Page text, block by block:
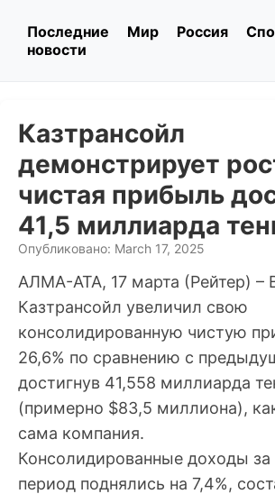
Последние
новости
Мир Россия
Казтрансойл
демонстрирует
чистая прибыль
41,5 миллиарда
Опубликовано: March 17, 2025
АЛМА-АТА, 17 марта (Рейтер) –
Казтрансойл увеличил свою
консолидированную чистую
26,6% по сравнению с
достигнув 41,558 миллиарда
(примерно $83,5 миллиона),
сама компания.
Консолидированные доходы за
период поднялись на 7,4%,